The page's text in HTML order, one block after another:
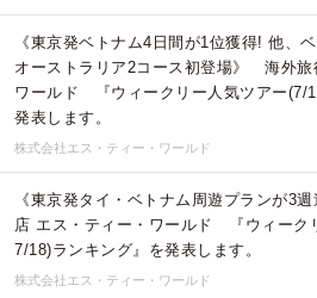
《東京発ベトナム4日間が1位獲得! 他、
オーストラリア2コース初登場》 海外旅
ワールド 『ウィークリー人気ツアー(7/
発表します。
株式会社エス・ティー・ワールド
《東京発タイ・ベトナム周遊プランが3
店 エス・ティー・ワールド 『ウィーク
7/18)ランキング』を発表します。
株式会社エス・ティー・ワールド